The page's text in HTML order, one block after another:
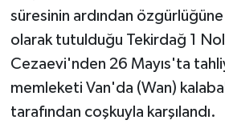
süresinin ardından
olarak tutulduğu Tekirdağ 1
Cezaevi'nden 26 Mayıs'ta
memleketi Van'da (Wan)
tarafından coşkuyla karşılandı.
SİYASET
SPOR
TARİH